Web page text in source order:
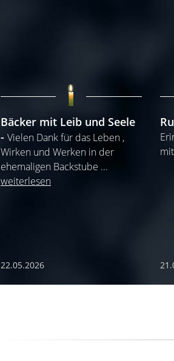
Bäcker mit Leib und Seele
Vielen Dank für das Leben ,
Wirken und Werken in der
ehemaligen Backstube ...
weiterlesen
22.05.2026